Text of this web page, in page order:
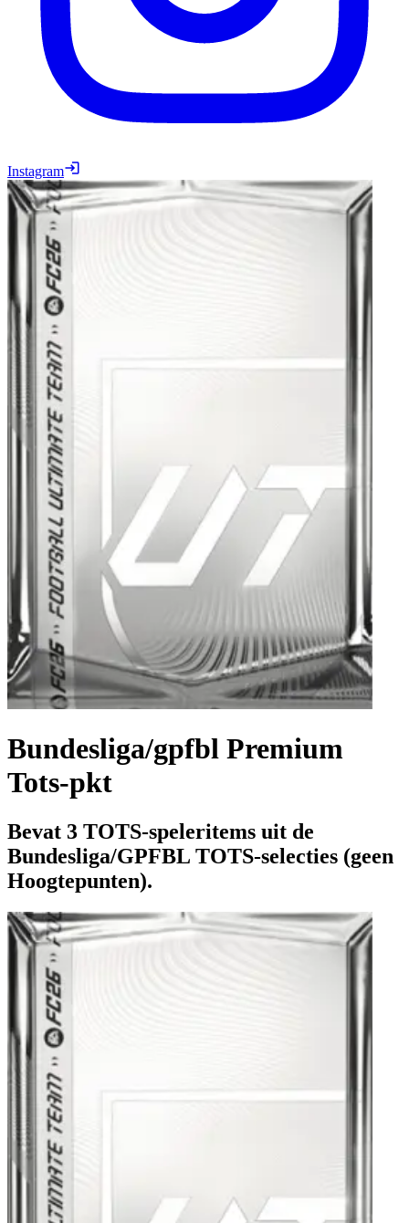
Instagram
Bundesliga/gpfbl Premium
Tots-pkt
Bevat 3 TOTS-speleritems uit de
Bundesliga/GPFBL TOTS-selecties (geen
Hoogtepunten).